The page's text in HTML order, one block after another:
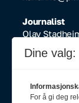
Journalist
Olav
957 38 579
olav@pf.no
Dine valg:
For å gi deg